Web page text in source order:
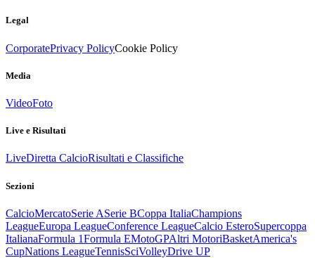
Legal
CorporatePrivacy PolicyCookie Policy
Media
VideoFoto
Live e Risultati
LiveDiretta CalcioRisultati e Classifiche
Sezioni
CalcioMercatoSerie ASerie BCoppa ItaliaChampions
LeagueEuropa LeagueConference LeagueCalcio EsteroSupercoppa
ItalianaFormula 1Formula EMotoGPAltri MotoriBasketAmerica's
CupNations LeagueTennisSciVolleyDrive UP